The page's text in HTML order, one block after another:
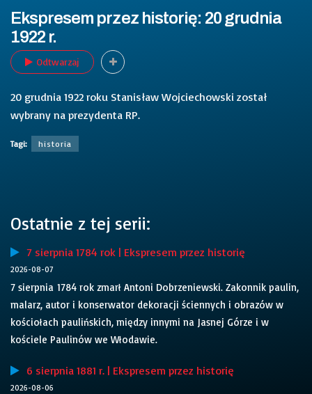
Ekspresem przez historię: 20 grudnia
1922 r.
Odtwarzaj
20 grudnia 1922 roku Stanisław Wojciechowski został
wybrany na prezydenta RP.
Tagi: historia
Ostatnie z tej serii:
7 sierpnia 1784 rok | Ekspresem przez historię
2026-08-07
7 sierpnia 1784 rok zmarł Antoni Dobrzeniewski. Zakonnik paulin,
malarz, autor i konserwator dekoracji ściennych i obrazów w
kościołach paulińskich, między innymi na Jasnej Górze i w
kościele Paulinów we Włodawie.
6 sierpnia 1881 r. | Ekspresem przez historię
2026-08-06